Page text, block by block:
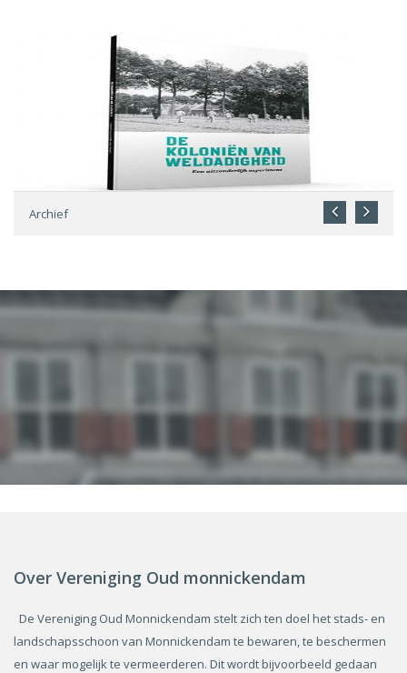
Archief
Over Vereniging Oud monnickendam
De Vereniging Oud Monnickendam stelt zich ten doel het stads- en
landschapsschoon van Monnickendam te bewaren, te beschermen
en waar mogelijk te vermeerderen. Dit wordt bijvoorbeeld gedaan